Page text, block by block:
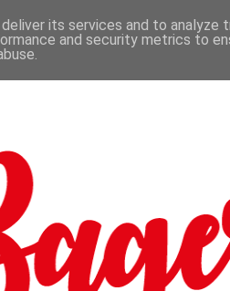
its services and to analyze
and security metrics to